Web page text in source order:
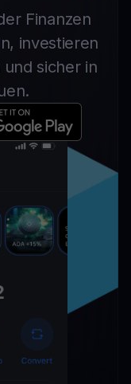
Finanzen
investieren
sicher in